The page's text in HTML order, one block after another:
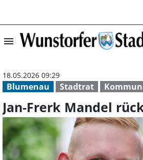
menu
Blumenau Stadtrat
18.05.2026 09:29
Jan‑Frerk Mandel